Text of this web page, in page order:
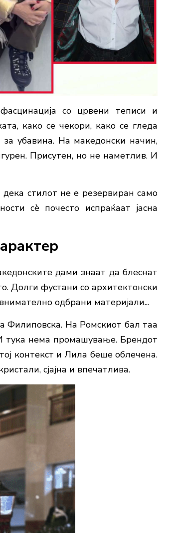
со црвени теписи и
како се чекори, како се гледа
убавина. На македонски начин,
Присутен, но не наметлив. И
стилот не е резервиран само
сè почесто испраќаат јасна
дами знаат да блеснат
Долги фустани со архитектонски
одбрани материјали...
Филиповска. На Ромскиот бал таа
тука нема промашување. Брендот
контекст и Лила беше облечена.
сјајна и впечатлива.